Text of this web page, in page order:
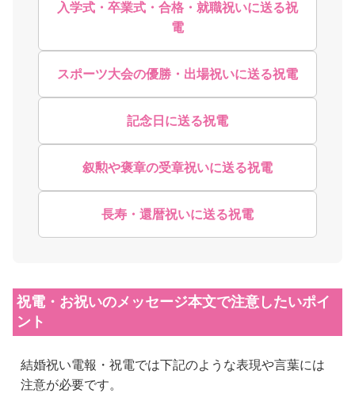
入学式・卒業式・合格・就職祝いに送る祝
電
スポーツ大会の優勝・出場祝いに送る祝電
記念日に送る祝電
叙勲や褒章の受章祝いに送る祝電
長寿・還暦祝いに送る祝電
祝電・お祝いのメッセージ本文で注意したいポイ
ント
結婚祝い電報・祝電では下記のような表現や言葉には
注意が必要です。